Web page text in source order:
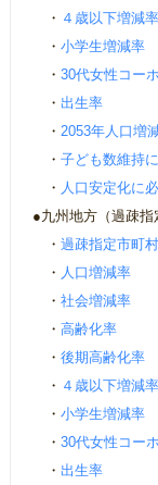
・ ４歳以下増減率
・ 小学生増減率
・ 30代女性コー
・ 出生率
・ 2053年人口増
・ 子ども数維持
・ 人口安定化に
●九州地方（過疎指
・ 過疎指定市町村
・ 人口増減率
・ 社会増減率
・ 高齢化率
・ 後期高齢化率
・ ４歳以下増減率
・ 小学生増減率
・ 30代女性コー
・ 出生率